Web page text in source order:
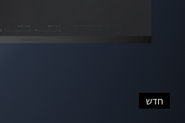
חדש